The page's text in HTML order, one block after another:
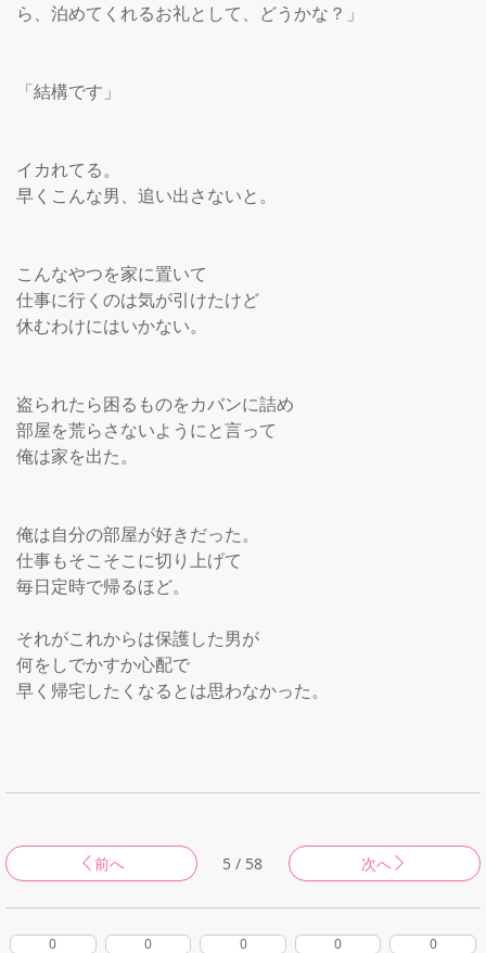
ら、泊めてくれるお礼として、どうかな？」
「結構です」
イカれてる。
早くこんな男、追い出さないと。
こんなやつを家に置いて
仕事に行くのは気が引けたけど
休むわけにはいかない。
盗られたら困るものをカバンに詰め
部屋を荒らさないようにと言って
俺は家を出た。
俺は自分の部屋が好きだった。
仕事もそこそこに切り上げて
毎日定時で帰るほど。
それがこれからは保護した男が
何をしでかすか心配で
早く帰宅したくなるとは思わなかった。
前へ 5 / 58 次へ
0 0 0 0 0